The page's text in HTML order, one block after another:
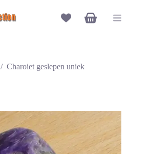
Winkelwagen
/ Charoiet geslepen uniek